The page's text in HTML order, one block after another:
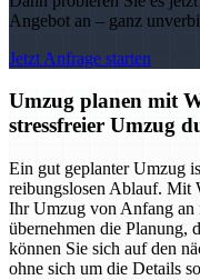
Angebot an – ganz
Jetzt Anfrage starten
Umzug planen mit
stressfreier Umzug
Ein gut geplanter Umzug
reibungslosen Ablauf. Mit
Ihr Umzug von Anfang an
übernehmen die Planung,
können Sie sich auf den
ohne sich um die Details